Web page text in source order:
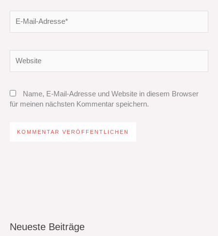
Mail-
Name, E-Mail-Adresse und Website in diesem Browser
für meinen nächsten Kommentar speichern.
Neueste Beiträge